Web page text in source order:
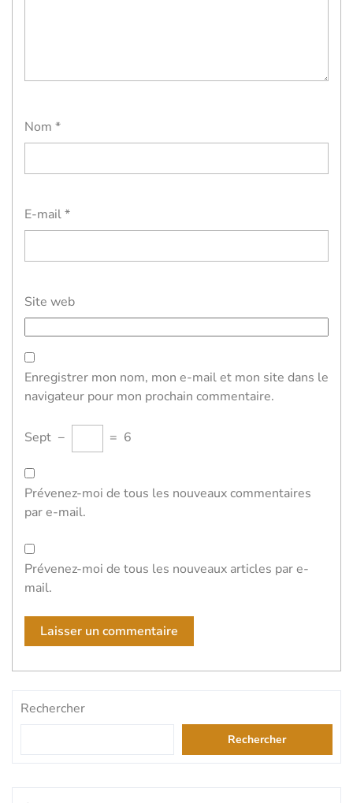
Nom *
E-mail*
Site web
Enregistrer mon nom, mon e-mail et mon site dans le
navigateur pour mon prochain commentaire.
Sept − = 6
Prévenez-moi de tous les nouveaux commentaires
par e-mail.
Prévenez-moi de tous les nouveaux articles par e-
mail.
Rechercher
Rechercher